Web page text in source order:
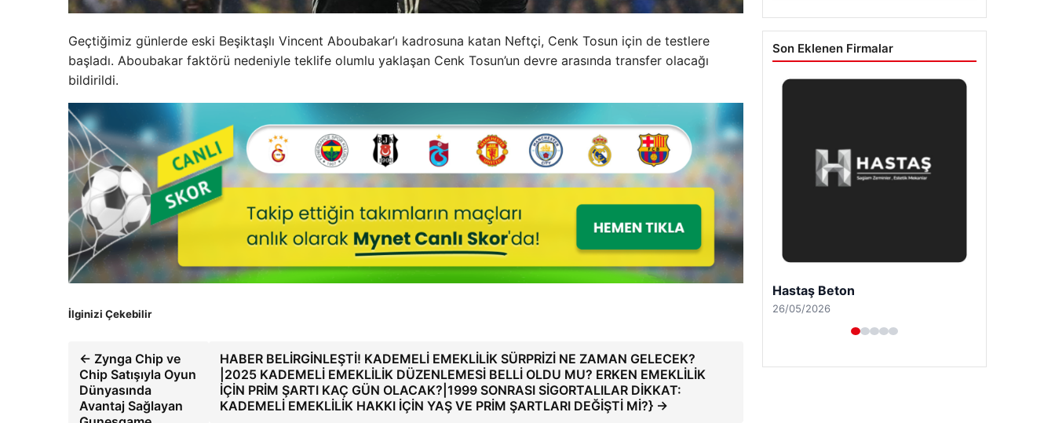
Geçtiğimiz günlerde eski Beşiktaşlı Vincent Aboubakar’ı kadrosuna katan Neftçi, Cenk Tosun için de testlere
başladı. Aboubakar faktörü nedeniyle teklife olumlu yaklaşan Cenk Tosun’un devre arasında transfer olacağı
bildirildi.
İlginizi Çekebilir
← Zynga Chip ve
Chip Satışıyla Oyun
Dünyasında
Avantaj Sağlayan
HABER BELİRGİNLEŞTİ! KADEMELİ EMEKLİLİK SÜRPRİZİ NE ZAMAN GELECEK?
|2025 KADEMELİ EMEKLİLİK DÜZENLEMESİ BELLİ OLDU MU? ERKEN EMEKLİLİK
İÇİN PRİM ŞARTI KAÇ GÜN OLACAK?|1999 SONRASI SİGORTALILAR DİKKAT:
KADEMELİ EMEKLİLİK HAKKI İÇİN YAŞ VE PRİM ŞARTLARI DEĞİŞTİ Mİ?} →
Son Eklenen Firmalar
Prenses Night Club
29/04/2026